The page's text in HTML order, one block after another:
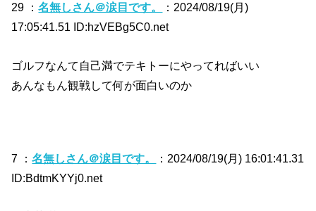
29 ：名無しさん＠涙目です。
：2024/08/19(月)
17:05:41.51 ID:hzVEBg5C0.net
ゴルフなんて自己満でテキトーにやってればいい
あんなもん観戦して何が面白いのか
7 ：名無しさん＠涙目です。
：2024/08/19(月) 16:01:41.31
ID:BdtmKYYj0.net